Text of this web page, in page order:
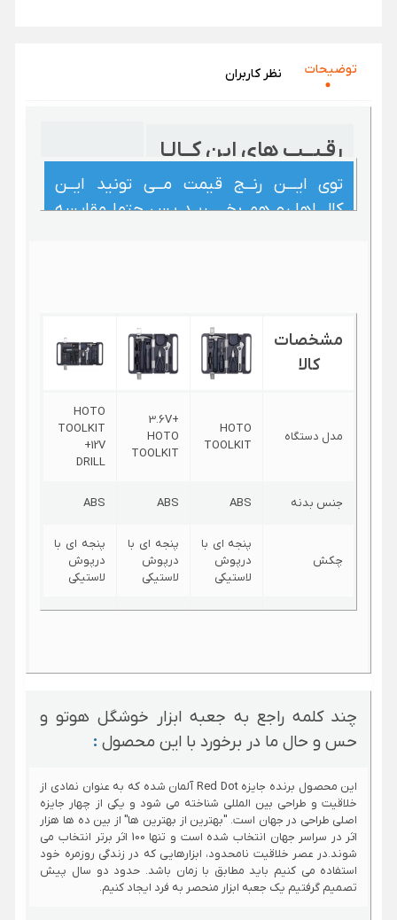
توضیحات نظر‌ کاربران
رقـیــب های این کــالـا
توی ایـــن رنــج قیمت مــی تونید ایــن
کالـــاها رو هم بخـــــریـد پس حتما مقایسه
مشخصات
کالا
مدل دستگاه
HOTO
TOOLKIT
3.6V+
HOTO
TOOLKIT
HOTO
TOOLKIT
+12V
DRILL
جنس بدنه ABS
ABS
ABS
چکش
پنجه ای با
درپوش
لاستیکی
پنجه ای با
درپوش
لاستیکی
پنجه ای با
درپوش
لاستیکی
پیچ گوشتی آهنربایی
شارژی 3.6
ولت
سری اضافه
10 قطعه
پیچ
گوشتی
فولادی S2
10 قطعه
پیچ
گوشتی
فولادی S2
10 قطعه
پیچ
گوشتی
فولادی S2
متر نواری 3 متری 3 متری 3 متری
چند کلمه راجع به جعبه ابزار خوشگل هوتو و
حس و حال ما در برخورد با این محصول :
این محصول برنده جایزه Red Dot آلمان شده که به عنوان نمادی از
خلاقیت و طراحی بین المللی شناخته می شود و یکی از چهار جایزه
اصلی طراحی در جهان است. "بهترین از بهترین ها" از بین ده ها هزار
اثر در سراسر جهان انتخاب شده است و تنها 100 اثر برتر انتخاب می
شوند.در عصر خلاقیت نامحدود، ابزارهایی که در زندگی روزمره خود
استفاده می کنیم باید مطابق با زمان باشد. حدود دو سال پیش
تصمیم گرفتیم یک جعبه ابزار منحصر به فرد ایجاد کنیم.